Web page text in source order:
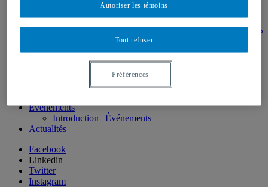
espaces urbains
EUR8511 – Patrimoine et développement local
EUT1065 – Gestion et valorisation du patrimoine
Séminaire d’exploration en études urbaines –
Patrimonialisation et représentations
patrimoniales en milieu urbain
Séminaire Patrimonialisation et représentations
Événements
Introduction | Événements
Actualités
Facebook
Linkedin
Twitter
Instagram
Tout refuser
Autoriser les témoins
Préférences